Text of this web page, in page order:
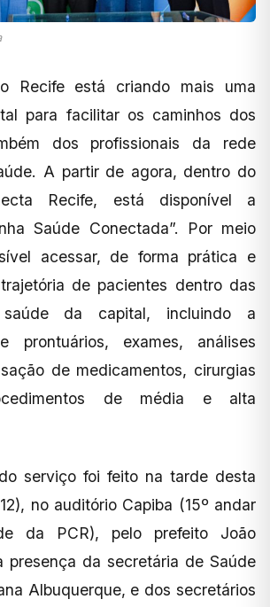
Recife está criando mais uma
para facilitar os caminhos dos
dos profissionais da rede
A partir de agora, dentro do
Recife, está disponível a
Saúde Conectada”. Por meio
acessar, de forma prática e
de pacientes dentro das
da capital, incluindo a
prontuários, exames, análises
de medicamentos, cirurgias
de média e alta
serviço foi feito na tarde desta
no auditório Capiba (15º andar
da PCR), pelo prefeito João
presença da secretária de Saúde
Albuquerque, e dos secretários